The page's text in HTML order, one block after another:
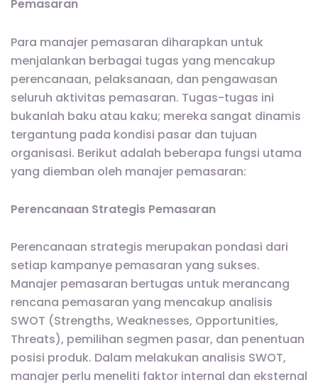
Pemasaran
Para manajer pemasaran diharapkan untuk
menjalankan berbagai tugas yang mencakup
perencanaan, pelaksanaan, dan pengawasan
seluruh aktivitas pemasaran. Tugas-tugas ini
bukanlah baku atau kaku; mereka sangat dinamis
tergantung pada kondisi pasar dan tujuan
organisasi. Berikut adalah beberapa fungsi utama
yang diemban oleh manajer pemasaran:
Perencanaan Strategis Pemasaran
Perencanaan strategis merupakan pondasi dari
setiap kampanye pemasaran yang sukses.
Manajer pemasaran bertugas untuk merancang
rencana pemasaran yang mencakup analisis
SWOT (Strengths, Weaknesses, Opportunities,
Threats), pemilihan segmen pasar, dan penentuan
posisi produk. Dalam melakukan analisis SWOT,
manajer perlu meneliti faktor internal dan eksternal